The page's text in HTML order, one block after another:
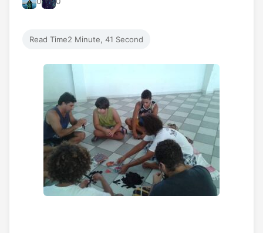
Read Time2 Minute, 41 Second